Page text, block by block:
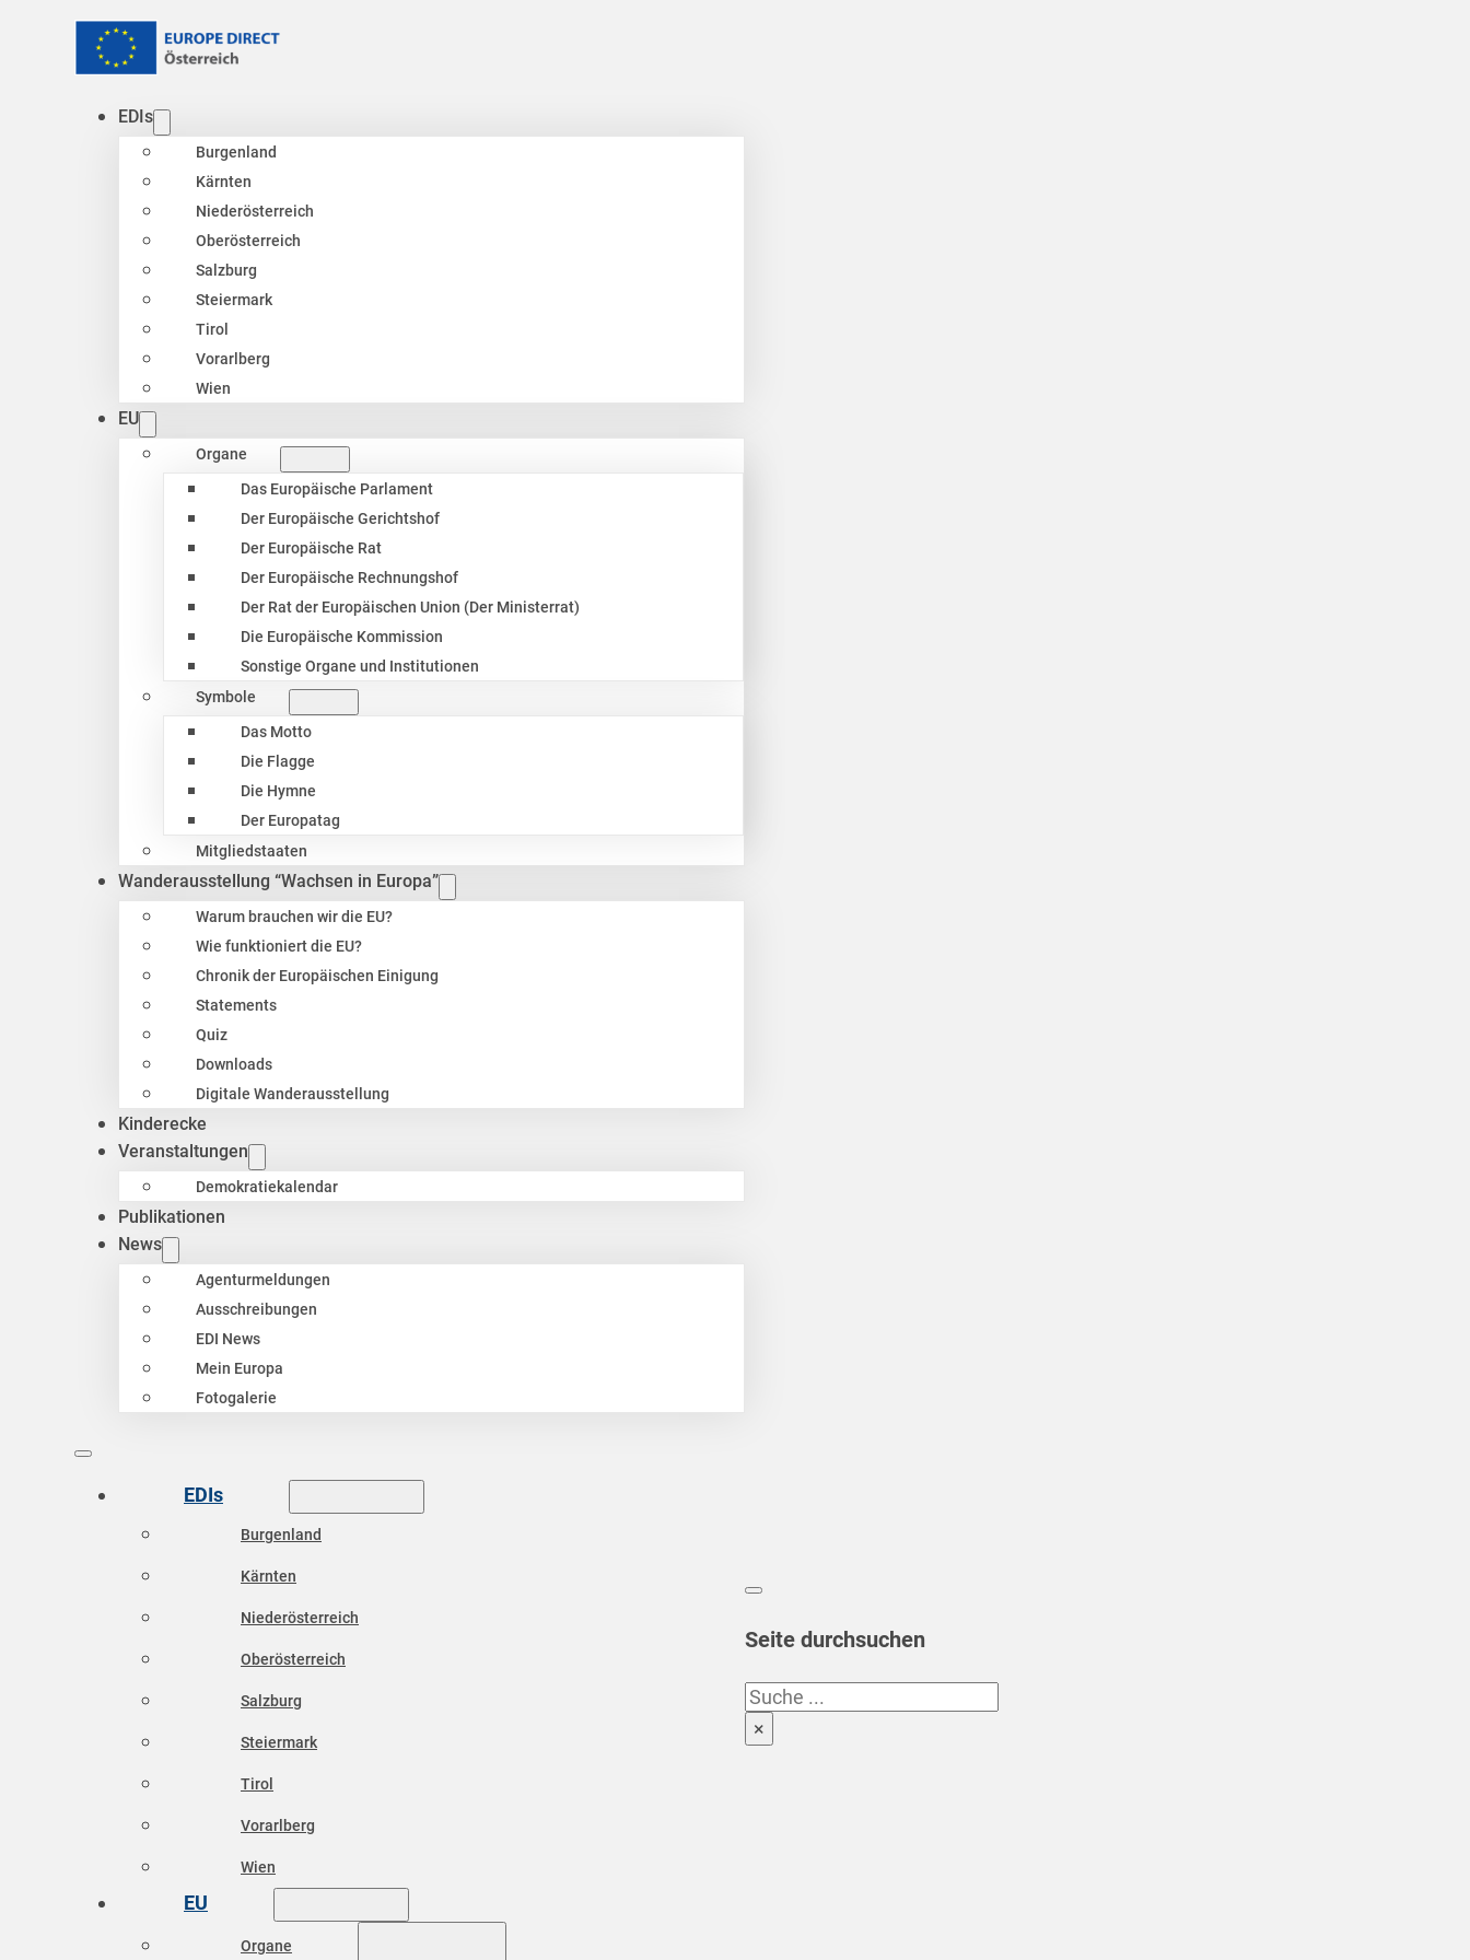
EDIs
Burgenland
Kärnten
Niederösterreich
Oberösterreich
Salzburg
Steiermark
Tirol
Vorarlberg
Wien
EU
Organe
Das Europäische Parlament
Der Europäische Gerichtshof
Der Europäische Rat
Der Europäische Rechnungshof
Der Rat der Europäischen Union (Der Ministerrat)
Die Europäische Kommission
Sonstige Organe und Institutionen
Symbole
Das Motto
Die Flagge
Die Hymne
Der Europatag
Mitgliedstaaten
Wanderausstellung “Wachsen in Europa”
Warum brauchen wir die EU?
Wie funktioniert die EU?
Chronik der Europäischen Einigung
Statements
Quiz
Downloads
Digitale Wanderausstellung
Kinderecke
Veranstaltungen
Demokratiekalendar
Publikationen
News
Agenturmeldungen
Ausschreibungen
EDI News
Mein Europa
Fotogalerie
EDIs
Burgenland
Kärnten
Niederösterreich
Oberösterreich
Salzburg
Steiermark
Tirol
Vorarlberg
Wien
EU
Organe
Seite durchsuchen
Suchen
×